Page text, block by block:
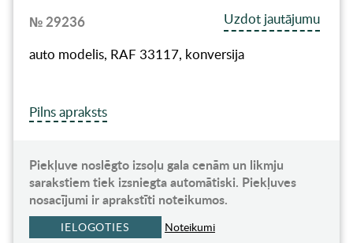
№ 29236
Uzdot jautājumu
auto modelis, RAF 33117, konversija
Pilns apraksts
Piekļuve noslēgto izsoļu gala cenām un likmju
sarakstiem tiek izsniegta automātiski. Piekļuves
nosacījumi ir aprakstīti noteikumos.
IELOGOTIES Noteikumi